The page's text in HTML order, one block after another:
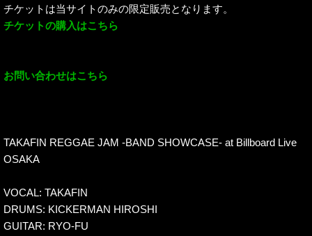
チケットは当サイトのみの限定販売となります。
チケットの購入はこちら
お問い合わせはこちら
TAKAFIN REGGAE JAM -BAND SHOWCASE- at Billboard Live
OSAKA
VOCAL: TAKAFIN
DRUMS: KICKERMAN HIROSHI
GUITAR: RYO-FU